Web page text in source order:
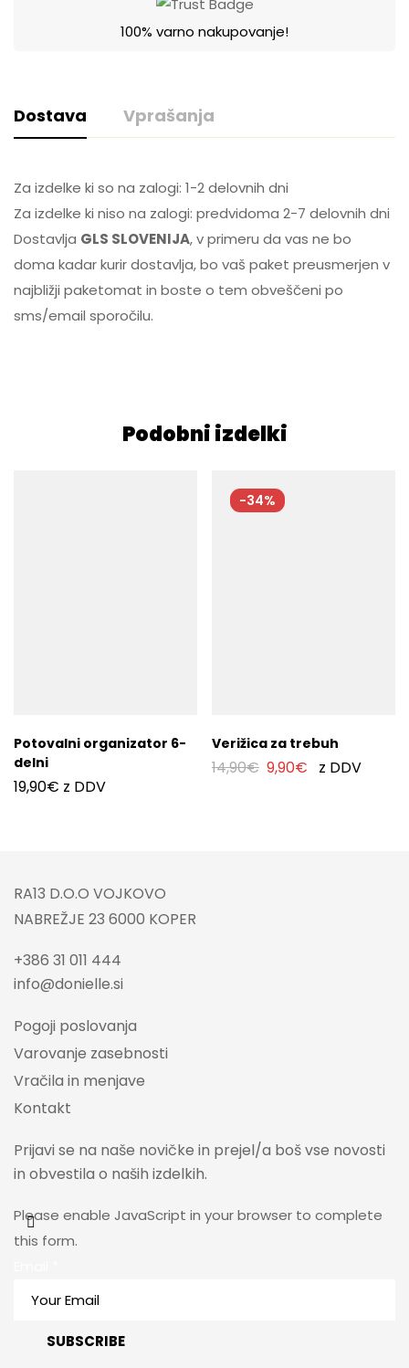
100% varno nakupovanje!
Dostava Vprašanja
Za izdelke ki so na zalogi: 1-2 delovnih dni
Za izdelke ki niso na zalogi: predvidoma 2-7 delovnih dni
Dostavlja GLS SLOVENIJA, v primeru da vas ne bo
doma kadar kurir dostavlja, bo vaš paket preusmerjen v
najbližji paketomat in boste o tem obveščeni po
sms/email sporočilu.
Podobni izdelki
Potovalni organizator 6-
delni
19,90€ z DDV
-34%
Verižica za trebuh
14,90€ 9,90€ z DDV
RA13 D.O.O VOJKOVO
NABREŽJE 23 6000 KOPER
+386 31 011 444
info@donielle.si
Pogoji poslovanja
Varovanje zasebnosti
Vračila in menjave
Kontakt
Prijavi se na naše novičke in prejel/a boš vse novosti
in obvestila o naših izdelkih.
Please enable JavaScript in your browser to complete
this form.
SUBSCRIBE